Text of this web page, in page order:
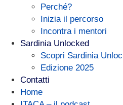
Perché?
Inizia il percorso
Incontra i mentori
Sardinia Unlocked
Scopri Sardinia
Edizione 2025
Contatti
Home